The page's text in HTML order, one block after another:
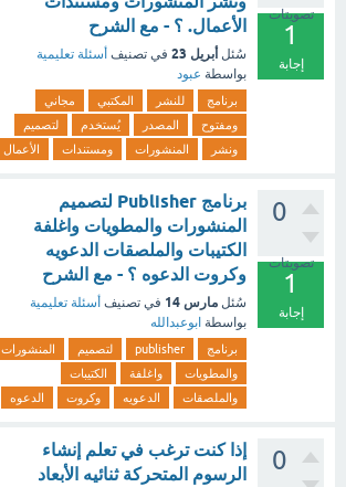
تصويتات
1
إجابة
الأعمال. ؟ - مع الشرح
سُئل أبريل 23 في تصنيف أسئلة تعليمية
بواسطة عبود
برنامج للنشر المكتبي
مجاني
ومفتوح
المصدر يُستخدم
لتصميم
ونشر
المنشورات ومستندات الأعمال
0
تصويتات
1
إجابة
برنامج Publisher لتصميم
المنشورات والمطويات واغلفة
الكتيبات والملصقات الدعويه
وكروت الدعوه ؟ - مع الشرح
سُئل مارس 14 في تصنيف أسئلة تعليمية
بواسطة ابوعبدالله
برنامج publisher لتصميم
المنشورات
والمطويات
واغلفة
الكتيبات
والملصقات
الدعويه وكروت الدعوه
0
إذا كنت ترغب في تعلم إنشاء
الرسوم المتحركة ثنائيه الأبعاد